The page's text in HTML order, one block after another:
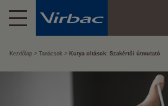
Kezdőlap Tanácsok Kutya oltások: Szakértői útmutató